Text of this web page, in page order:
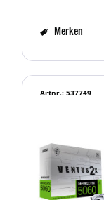
Merken
Artnr.: 537749